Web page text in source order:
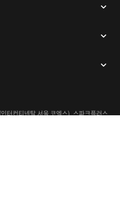
터컨티넨탈 서울 코엑스), 스파크플러스